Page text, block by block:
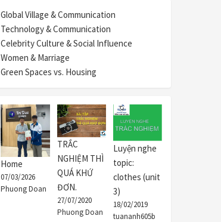
Global Village & Communication
Technology & Communication
Celebrity Culture & Social Influence
Women & Marriage
Green Spaces vs. Housing
Home
07/03/2026
Phuong Doan
TRẮC
NGHIỆM THÌ
QUÁ KHỨ
ĐƠN.
27/07/2020
Phuong Doan
Luyện nghe
topic:
clothes (unit
3)
18/02/2019
tuananh605b